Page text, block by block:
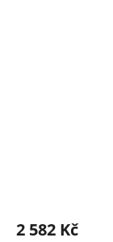
2 582 Kč